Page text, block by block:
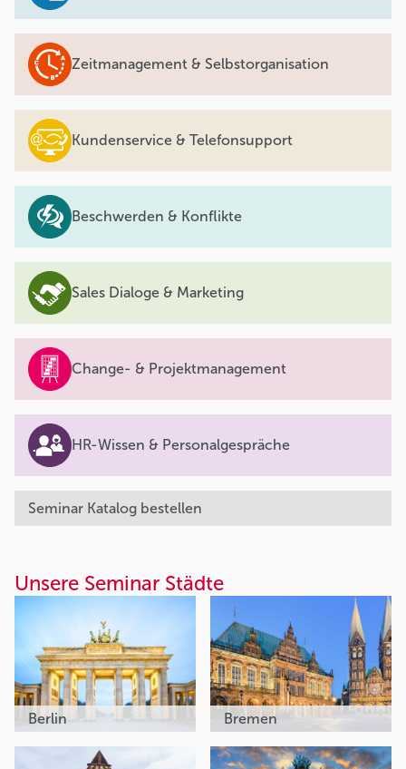
Zeitmanagement & Selbstorganisation
Kundenservice & Telefonsupport
Beschwerden & Konflikte
Sales Dialoge & Marketing
Change- & Projektmanagement
HR-Wissen & Personalgespräche
Seminar Katalog bestellen
Unsere Seminar Städte
Berlin Bremen